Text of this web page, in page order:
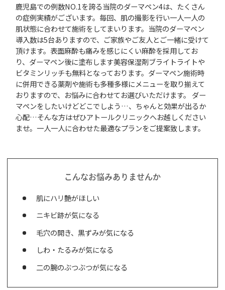
鹿児島での例数NO.1を誇る当院のダーマペン4は、たくさん
の症例実績がございます。毎回、肌の撮影を行い一人一人の
肌状態に合わせて施術をしてまいります。当院のダーマペン
導入数は5台ありますので、ご家族やご友人とご一緒に受けて
頂けます。表面麻酔も痛みを感じにくい麻酔を採用してお
り、ダーマペン後に塗布します美容保湿剤ブライトライトや
ビタミンリッチも無料となっております。ダーマペン施術時
に併用できる薬剤や施術も多種多様にメニューを取り揃えて
おりますので、お悩みに合わせてお選びいただけます。 ダー
マペンをしたいけどどこでしよう…、ちゃんと効果が出るか
心配…そんな方はぜひアトールクリニックへお越しください
ませ。一人一人に合わせた最適なプランをご提案致します。
こんなお悩みありませんか
肌にハリ艶がほしい
ニキビ跡が気になる
毛穴の開き、黒ずみが気になる
しわ・たるみが気になる
二の腕のぶつぶつが気になる